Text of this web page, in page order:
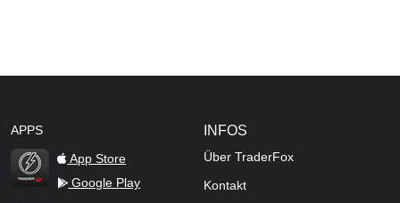
APPS
TraderFox Flash
App Store
Google Play
INFOS
Über TraderFox
Kontakt